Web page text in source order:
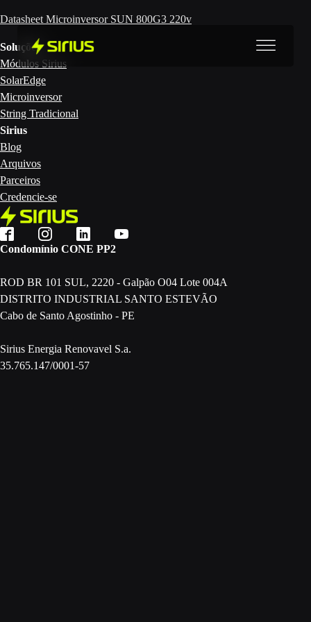
Datasheet Microinversor SUN 800G3 220v
Condomínio CONE PP2
ROD BR 101 SUL, 2220 - Galpão O04 Lote 004A
DISTRITO INDUSTRIAL SANTO ESTEVÃO
Cabo de Santo Agostinho - PE
Sirius Energia Renovavel S.a.
35.765.147/0001-57
Sirius
Blog
Arquivos
Parceiros
Credencie-se
Soluções
Módulos Sirius
SolarEdge
Microinversor
String Tradicional